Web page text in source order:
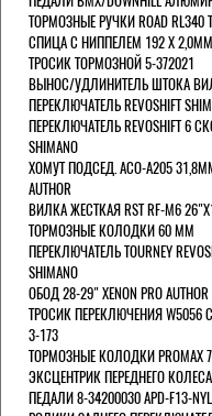
ТОРМОЗНЫЕ РУЧКИ ROAD RL340
СПИЦА С НИППЕЛЕМ 192 Х
ТРОСИК ТОРМОЗНОЙ 5-372021
ВЫНОС/УДЛИНИТЕЛЬ ШТОКА
ПЕРЕКЛЮЧАТЕЛЬ REVOSHIFT
ПЕРЕКЛЮЧАТЕЛЬ REVOSHIFT 6
SHIMANO
ХОМУТ ПОДСЕД. ACO-A205
AUTHOR
ВИЛКА ЖЕСТКАЯ RST RF-M6
ТОРМОЗНЫЕ КОЛОДКИ 60 ММ
ПЕРЕКЛЮЧАТЕЛЬ TOURNEY
SHIMANO
ОБОД 28-29" XENON PRO AUTHOR
ТРОСИК ПЕРЕКЛЮЧЕНИЯ W5056
3-173
ТОРМОЗНЫЕ КОЛОДКИ PROMAX
ЭКСЦЕНТРИК ПЕРЕДНЕГО
ПЕДАЛИ 8-34200030 APD-F13-